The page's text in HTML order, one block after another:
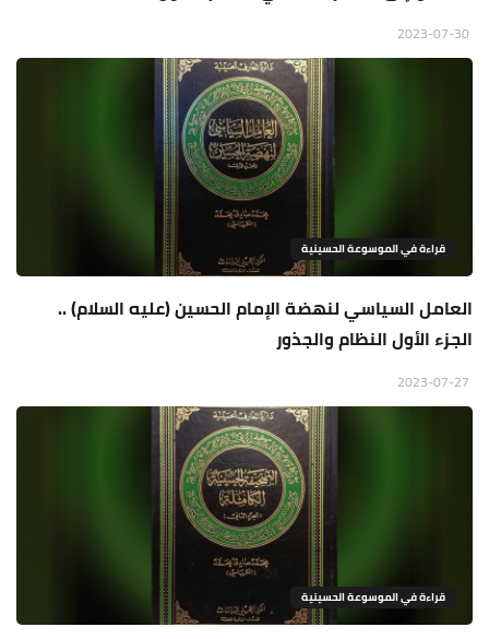
قراءة في الموسوعة الحسينية
العامل السياسي لنهضة الإمام الحسين (عليه السلام) ..
الجزء الأول النظام والجذور
قراءة في الموسوعة الحسينية